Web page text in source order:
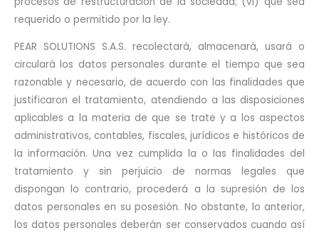
requerido o permitido por la ley.
PEAR SOLUTIONS S.A.S. recolectará, almacenará, usará o
circulará los datos personales durante el tiempo que sea
razonable y necesario, de acuerdo con las finalidades que
justificaron el tratamiento, atendiendo a las disposiciones
aplicables a la materia de que se trate y a los aspectos
administrativos, contables, fiscales, jurídicos e históricos de
la información. Una vez cumplida la o las finalidades del
tratamiento y sin perjuicio de normas legales que
dispongan lo contrario, procederá a la supresión de los
datos personales en su posesión. No obstante, lo anterior,
los datos personales deberán ser conservados cuando así